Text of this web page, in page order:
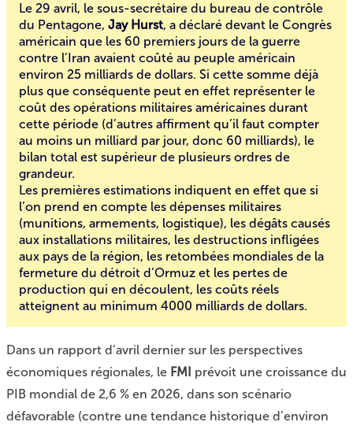
Le 29 avril, le sous-secrétaire du bureau de contrôle
du Pentagone, Jay Hurst, a déclaré devant le Congrès
américain que les 60 premiers jours de la guerre
contre l’Iran avaient coûté au peuple américain
environ 25 milliards de dollars. Si cette somme déjà
plus que conséquente peut en effet représenter le
coût des opérations militaires américaines durant
cette période (d’autres affirment qu’il faut compter
au moins un milliard par jour, donc 60 milliards), le
bilan total est supérieur de plusieurs ordres de
grandeur.
Les premières estimations indiquent en effet que si
l’on prend en compte les dépenses militaires
(munitions, armements, logistique), les dégâts causés
aux installations militaires, les destructions infligées
aux pays de la région, les retombées mondiales de la
fermeture du détroit d’Ormuz et les pertes de
production qui en découlent, les coûts réels
atteignent au minimum 4000 milliards de dollars.
Dans un rapport d’avril dernier sur les perspectives
économiques régionales, le FMI prévoit une croissance du
PIB mondial de 2,6 % en 2026, dans son scénario
défavorable (contre une tendance historique d’environ